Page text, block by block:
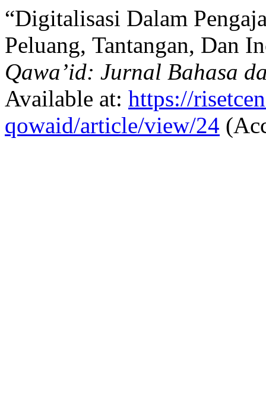
“Digitalisasi Dalam
Peluang, Tantangan, Dan
Qawa’id: Jurnal Bahasa
Available at: https://
qowaid/article/view/24